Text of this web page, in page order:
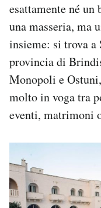
Notifiche mobile
Regala il Post
Hai bisogno di
esattamente né un
una masseria, ma
insieme: si trova a
provincia di
Monopoli e
molto in voga tra
eventi, matrimoni